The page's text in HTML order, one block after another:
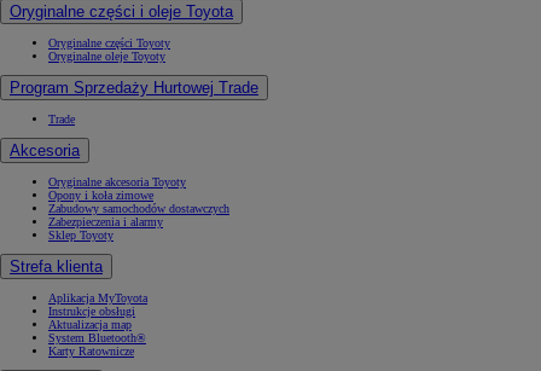
Oryginalne części i oleje Toyota
Oryginalne części Toyoty
Oryginalne oleje Toyoty
Program Sprzedaży Hurtowej Trade
Trade
Akcesoria
Oryginalne akcesoria Toyoty
Opony i koła zimowe
Zabudowy samochodów dostawczych
Zabezpieczenia i alarmy
Sklep Toyoty
Strefa klienta
Aplikacja MyToyota
Instrukcje obsługi
Aktualizacja map
System Bluetooth®
Karty Ratownicze